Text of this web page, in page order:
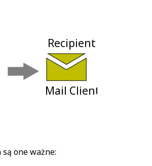
Mail Client
Recipient
one ważne: